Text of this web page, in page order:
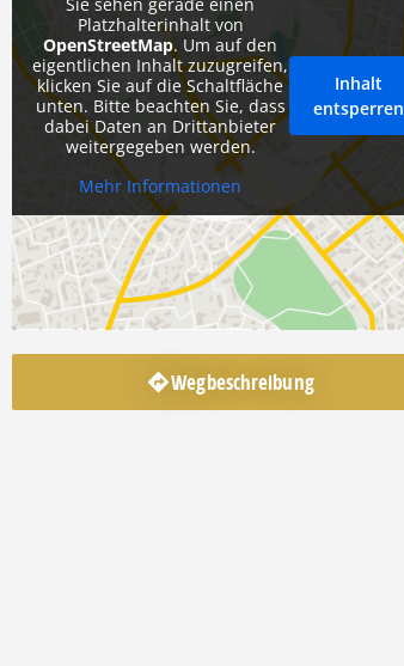
Sie sehen gerade einen
Platzhalterinhalt von
OpenStreetMap. Um auf den
eigentlichen Inhalt zuzugreifen,
klicken Sie auf die Schaltfläche
unten. Bitte beachten Sie, dass
dabei Daten an Drittanbieter
weitergegeben werden.
Mehr Informationen
Inhalt
entsperren
Wegbeschreibung